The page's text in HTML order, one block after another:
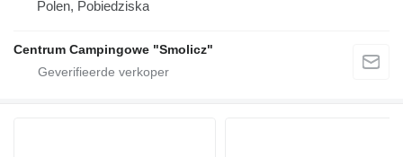
Polen, Pobiedziska
Centrum Campingowe "Smolicz"